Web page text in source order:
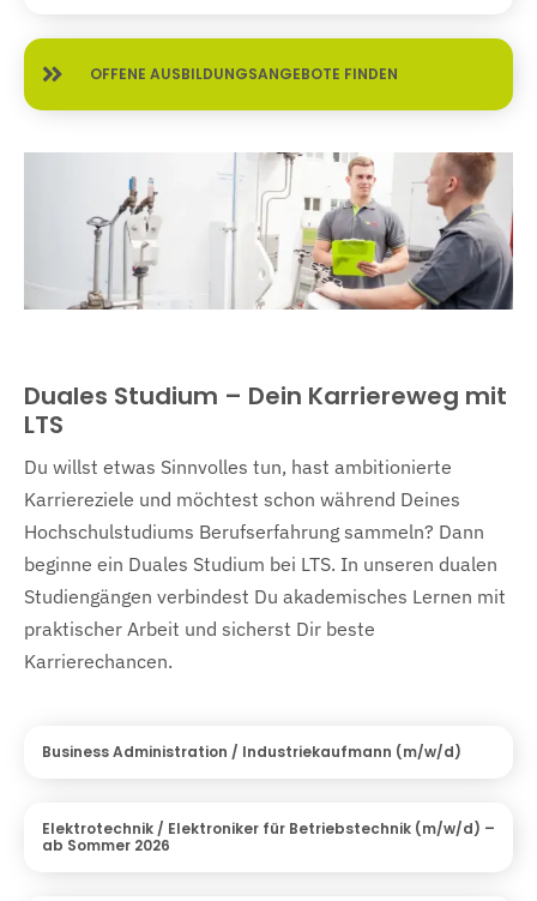
OFFENE AUSBILDUNGS­ANGEBOTE FINDEN
Duales Studium – Dein Karriereweg mit
LTS
Du willst etwas Sinnvolles tun, hast ambitionierte
Karriereziele und möchtest schon während Deines
Hochschulstudiums Berufserfahrung sammeln? Dann
beginne ein Duales Studium bei LTS. In unseren dualen
Studiengängen verbindest Du akademisches Lernen mit
praktischer Arbeit und sicherst Dir beste
Karrierechancen.
Business Administration / Industriekaufmann (m/w/d)
Elektrotechnik / Elektroniker für Betriebstechnik (m/w/d) –
ab Sommer 2026